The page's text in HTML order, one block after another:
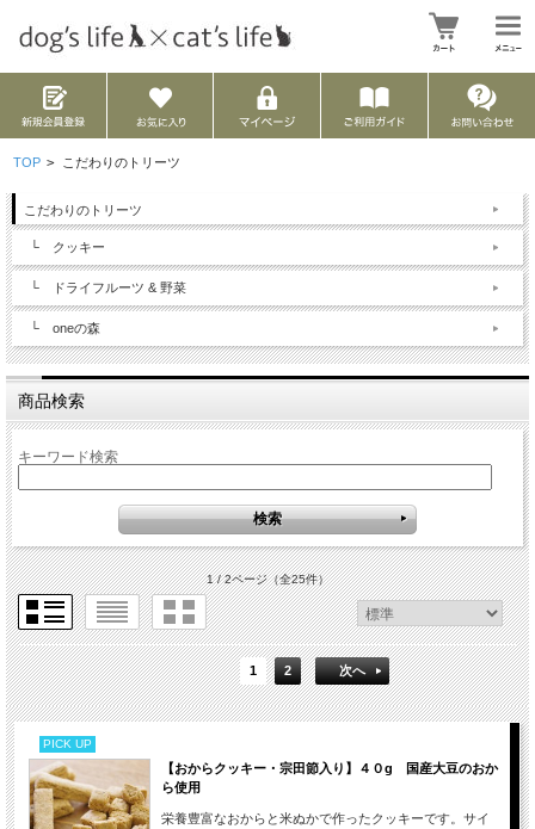
TOP > こだわりのトリーツ
こだわりのトリーツ
└ クッキー
└ ドライフルーツ & 野菜
└ oneの森
商品検索
キーワード検索
1 / 2ページ（全25件）
1 2 次へ
PICK UP
【おからクッキー・宗田節入り】４０g 国産大豆のおか
ら使用
栄養豊富なおからと米ぬかで作ったクッキーです。サイ